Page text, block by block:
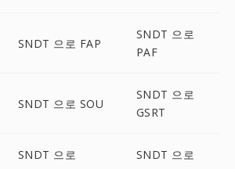
SNDT 으로 FAP
SNDT 으로
PAF
SNDT 으로 SOU
SNDT 으로
GSRT
SNDT 으로
SNDT 으로